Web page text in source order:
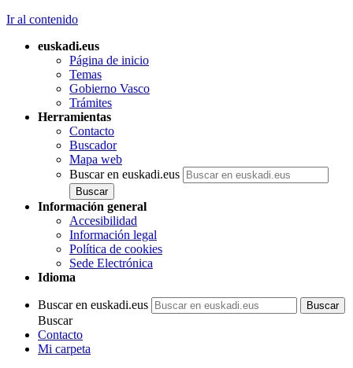
Ir al contenido
euskadi.eus
Página de inicio
Temas
Gobierno Vasco
Trámites
Herramientas
Contacto
Buscador
Mapa web
Buscar en euskadi.eus
Información general
Accesibilidad
Información legal
Política de cookies
Sede Electrónica
Idioma
Buscar en euskadi.eus
Buscar
Contacto
Mi carpeta